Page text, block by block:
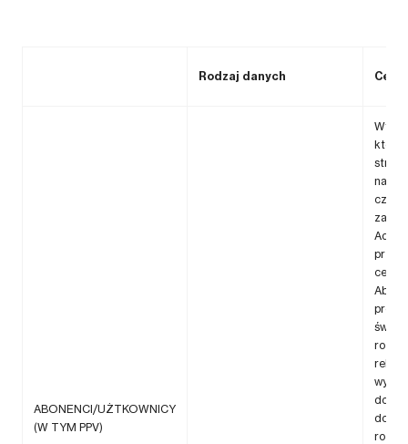
Rodzaj danych Cel
ABONENCI/UŻTKOWNICY
(W TYM PPV)
której
na
celu